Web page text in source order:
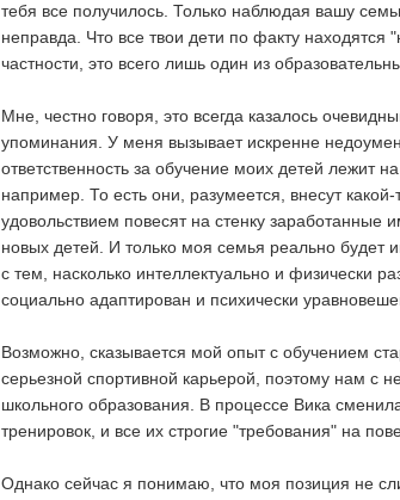
тебя все получилось. Только наблюдая вашу
неправда. Что все твои дети по факту
частности, это всего лишь один из
Мне, честно говоря, это всегда казалось
упоминания. У меня вызывает искренне
ответственность за обучение моих детей лежит
например. То есть они, разумеется, внесут
удовольствием повесят на стенку
новых детей. И только моя семья реально будет
с тем, насколько интеллектуально и физически
социально адаптирован и психически
Возможно, сказывается мой опыт с обучением
серьезной спортивной карьерой, поэтому нам с
школьного образования. В процессе Вика
тренировок, и все их строгие "требования" на
Однако сейчас я понимаю, что моя позиция не